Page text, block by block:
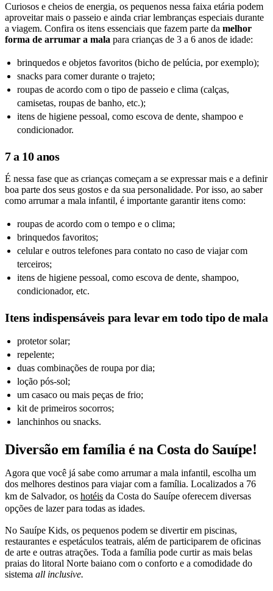
Curiosos e cheios de energia, os pequenos nessa faixa etária podem
aproveitar mais o passeio e ainda criar lembranças especiais durante
a viagem. Confira os itens essenciais que fazem parte da melhor
forma de arrumar a mala para crianças de 3 a 6 anos de idade:
brinquedos e objetos favoritos (bicho de pelúcia, por exemplo);
snacks para comer durante o trajeto;
roupas de acordo com o tipo de passeio e clima (calças,
camisetas, roupas de banho, etc.);
itens de higiene pessoal, como escova de dente, shampoo e
condicionador.
7 a 10 anos
É nessa fase que as crianças começam a se expressar mais e a definir
boa parte dos seus gostos e da sua personalidade. Por isso, ao saber
como arrumar a mala infantil, é importante garantir itens como:
roupas de acordo com o tempo e o clima;
brinquedos favoritos;
celular e outros telefones para contato no caso de viajar com
terceiros;
itens de higiene pessoal, como escova de dente, shampoo,
condicionador, etc.
Itens indispensáveis para levar em todo tipo de mala
protetor solar;
repelente;
duas combinações de roupa por dia;
loção pós-sol;
um casaco ou mais peças de frio;
kit de primeiros socorros;
lanchinhos ou snacks.
Diversão em família é na Costa do Sauípe!
Agora que você já sabe como arrumar a mala infantil, escolha um
dos melhores destinos para viajar com a família. Localizados a 76
km de Salvador, os hotéis da Costa do Sauípe oferecem diversas
opções de lazer para todas as idades.
No Sauípe Kids, os pequenos podem se divertir em piscinas,
restaurantes e espetáculos teatrais, além de participarem de oficinas
de arte e outras atrações. Toda a família pode curtir as mais belas
praias do litoral Norte baiano com o conforto e a comodidade do
sistema all inclusive.